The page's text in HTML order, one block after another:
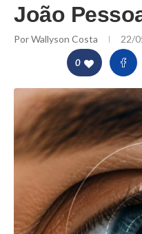
João
PorWallyson Costa 22/
0